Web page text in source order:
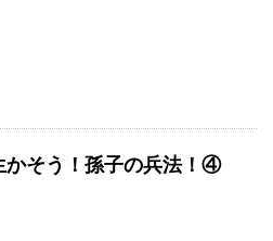
かそう！孫子の兵法！④